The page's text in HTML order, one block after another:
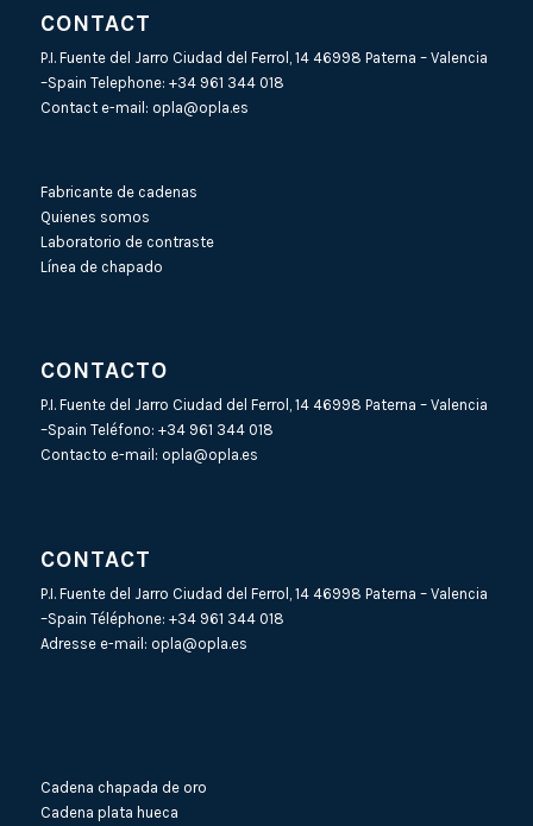
CONTACT
P.I. Fuente del Jarro Ciudad del Ferrol, 14 46998 Paterna – Valencia
–Spain Telephone: +34 961 344 018
Contact e-mail: opla@opla.es
Fabricante de cadenas
Quienes somos
Laboratorio de contraste
Línea de chapado
CONTACTO
P.I. Fuente del Jarro Ciudad del Ferrol, 14 46998 Paterna – Valencia
–Spain Teléfono: +34 961 344 018
Contacto e-mail: opla@opla.es
CONTACT
P.I. Fuente del Jarro Ciudad del Ferrol, 14 46998 Paterna – Valencia
–Spain Téléphone: +34 961 344 018
Adresse e-mail: opla@opla.es
Cadena chapada de oro
Cadena plata hueca